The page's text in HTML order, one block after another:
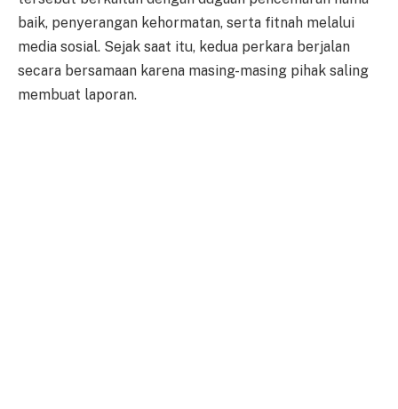
baik, penyerangan kehormatan, serta fitnah melalui
media sosial. Sejak saat itu, kedua perkara berjalan
secara bersamaan karena masing-masing pihak saling
membuat laporan.